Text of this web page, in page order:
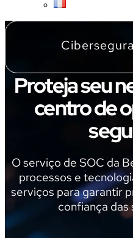
Proteja seu
centro de
O serviço de SOC da
processos e
serviços para garantir
confiança das